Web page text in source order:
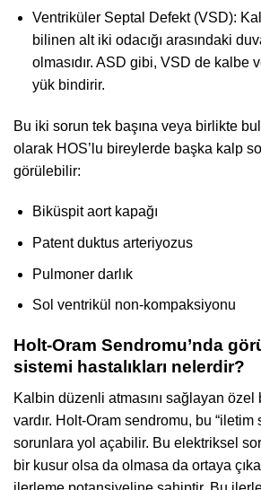
Ventriküler Septal Defekt (VSD):
bilinen alt iki odacığı arasındaki
olmasıdır. ASD gibi, VSD de kalbe
yük bindirir.
Bu iki sorun tek başına veya birlikte
olarak HOS’lu bireylerde başka kalp
görülebilir:
Biküspit aort kapağı
Patent duktus arteriyozus
Pulmoner darlık
Sol ventrikül non-kompaksiyonu
Holt-Oram Sendromu’nda
sistemi hastalıkları nelerdir?
Kalbin düzenli atmasını sağlayan özel
vardır. Holt-Oram sendromu, bu “iletim
sorunlara yol açabilir. Bu elektriksel
bir kusur olsa da olmasa da ortaya